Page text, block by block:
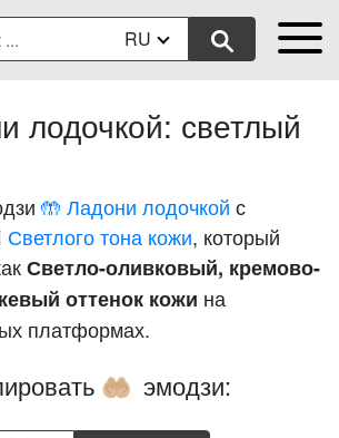
RU
лодочкой: светлый
🤲 Ладони лодочкой с
🏼 Светлого тона кожи, который
Светло-оливковый, кремово-
оттенок кожи на
платформах.
🤲🏼 эмодзи: